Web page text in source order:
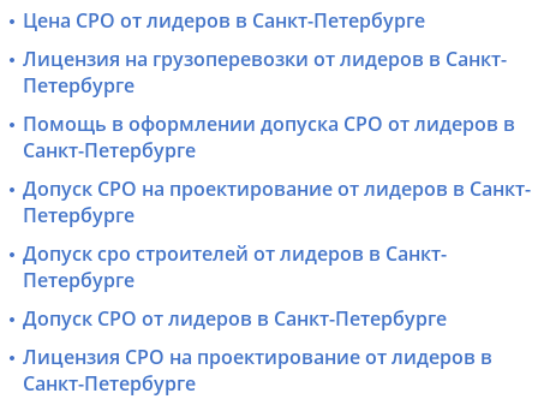
Цена СРО от лидеров в Санкт-Петербурге
Лицензия на грузоперевозки от лидеров в Санкт-
Петербурге
Помощь в оформлении допуска СРО от лидеров в
Санкт-Петербурге
Допуск СРО на проектирование от лидеров в Санкт-
Петербурге
Допуск сро строителей от лидеров в Санкт-
Петербурге
Допуск СРО от лидеров в Санкт-Петербурге
Лицензия СРО на проектирование от лидеров в
Санкт-Петербурге